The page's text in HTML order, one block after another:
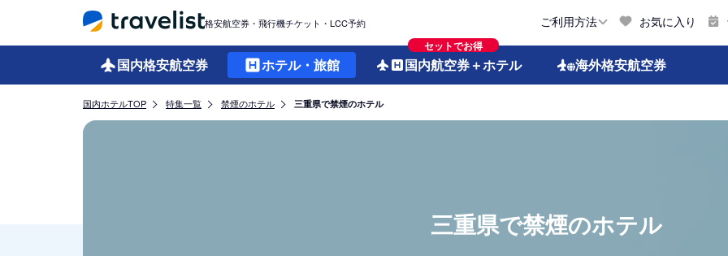
格安航空券・飛行機チケット・LCC予約 ご利用方法 お気に入り
国内格安航空券 ホテル・旅館
セットでお得
国内航空券＋ホテル 海外格安航空券
国内ホテルTOP 特集一覧 禁煙のホテル 三重県で禁煙のホテル
三重県で禁煙のホテル